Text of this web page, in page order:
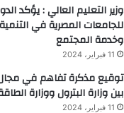
وزير التعليم العالي : يؤكد
للجامعات المصرية في
وخدمة المجتمع
11 فبراير، 2024
توقيع مذكرة تفاهم في مجال
بين وزارة البترول ووزارة
11 فبراير، 2024